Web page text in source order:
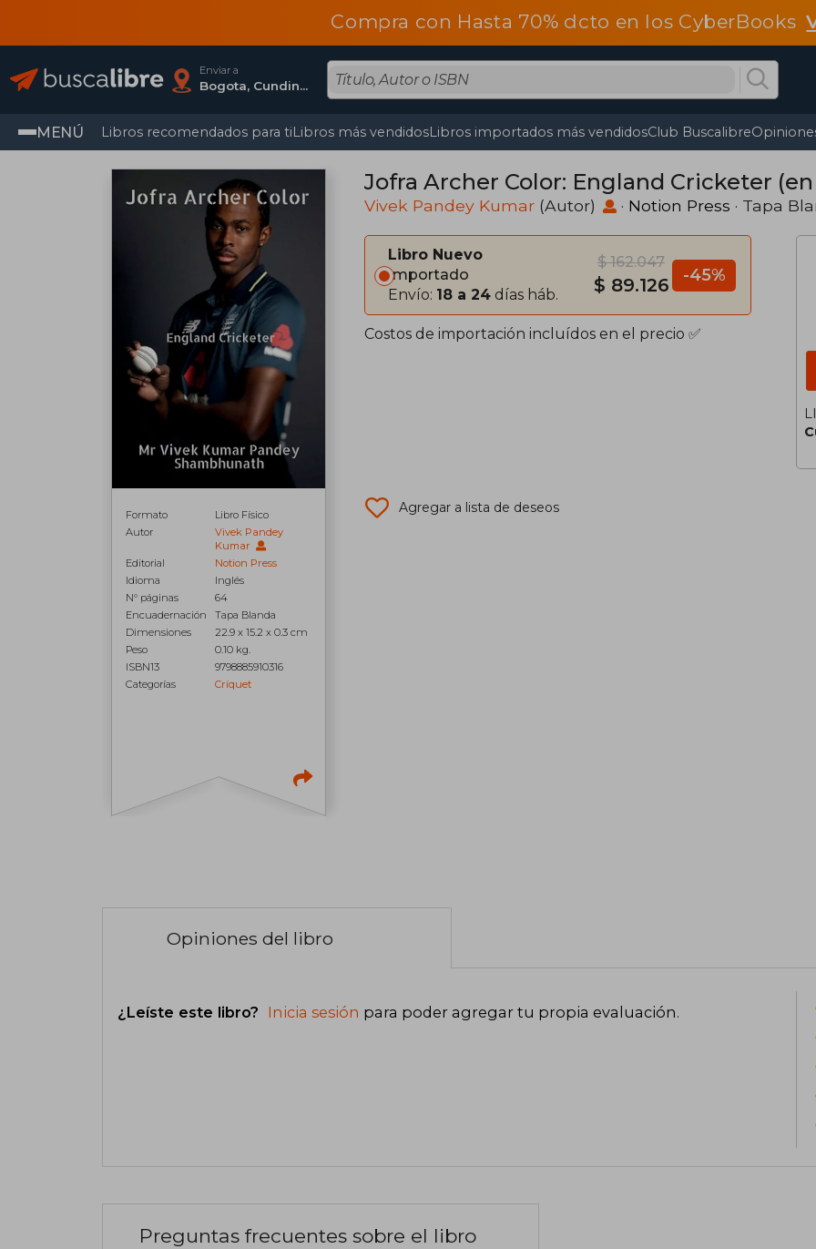
Compra con Hasta 70% dcto en los CyberBooks
Enviar a
Bogota, Cundinamarca
MENÚ Libros recomendados para tiLibros más vendidosLibros importados más vendidosClub Buscalibre
Formato
Libro Físico
Autor
Vivek Pandey
Kumar
Editorial
Notion Press
Idioma
Inglés
N° páginas
64
Encuadernación
Tapa Blanda
Dimensiones
22.9 x 15.2 x 0.3 cm
Peso
0.10 kg.
ISBN13
9798885910316
Categorías
Críquet
Jofra Archer Color: England Cricketer
Vivek Pandey Kumar (Autor) · Notion Press · Tapa
Libro Nuevo
Importado
Envío: 18 a 24 días háb.
$ 162.047
$ 89.126 -45%
Costos de importación incluídos en el precio ✅
Agregar a lista de deseos
Opiniones del libro
¿Leíste este libro? Inicia sesión para poder agregar tu propia evaluación.
Preguntas frecuentes sobre el libro